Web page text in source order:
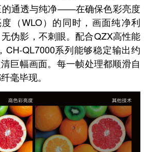
的通透与纯净——在确保色彩亮度
度（WLO）的同时，画面纯净利
伪影，不刺眼。配合QZX高性能
CH-QL7000系列能够稳定输出约
巨幅画面。每一帧处理都顺滑自
毫毕现。